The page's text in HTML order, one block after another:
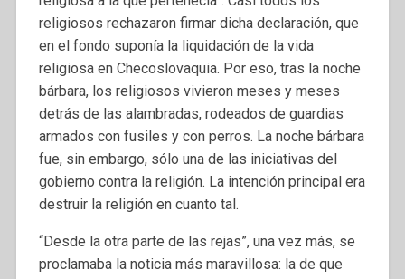
religiosos rechazaron firmar dicha declaración, que
en el fondo suponía la liquidación de la vida
religiosa en Checoslovaquia. Por eso, tras la noche
bárbara, los religiosos vivieron meses y meses
detrás de las alambradas, rodeados de guardias
armados con fusiles y con perros. La noche bárbara
fue, sin embargo, sólo una de las iniciativas del
gobierno contra la religión. La intención principal era
destruir la religión en cuanto tal.
“Desde la otra parte de las rejas”, una vez más, se
proclamaba la noticia más maravillosa: la de que